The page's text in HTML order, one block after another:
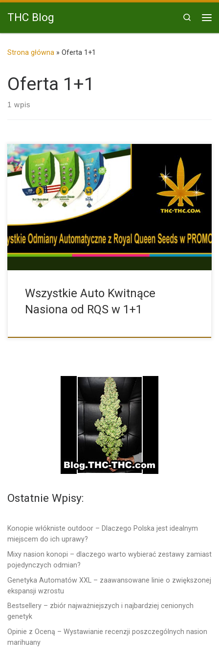
Przejdź do treści
THC Blog
Search
Strona główna » Oferta 1+1
Oferta 1+1
1 wpis
Wspólnie z producentem nasion marihuany Royal Queen Seeds
przygotowaliśmy dla […]
Wszystkie Auto Kwitnące
Nasiona od RQS w 1+1
Ostatnie Wpisy:
Konopie włókniste outdoor – Dlaczego Polska jest idealnym
miejscem do ich uprawy?
Mixy nasion konopi – dlaczego warto wybierać zestawy zamiast
pojedynczych odmian?
Genetyka Automatów XXL – zaawansowane linie o zwiększonej
ekspansji wzrostu
Bestsellery – zbiór najważniejszych i najbardziej cenionych
genetyk
Opinie z Oceną – Wystawianie recenzji poszczególnych nasion
marihuany